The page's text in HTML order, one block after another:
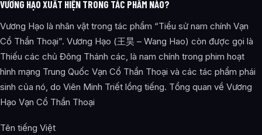
VƯƠNG HẠO XUẤT HIỆN TRONG TÁC PHẨM NÀO?
Vương Hạo là nhân vật trong tác phẩm “Tiểu sử nam chính Vạn
Cổ Thần Thoại”. Vương Hạo (王昊 – Wang Hao) còn được gọi là
Thiếu các chủ Đông Thánh các, là nam chính trong phim hoạt
hình mạng Trung Quốc Vạn Cổ Thần Thoại và các tác phẩm phái
sinh của nó, do Viên Minh Triết lồng tiếng. Tổng quan về Vương
Hạo Vạn Cổ Thần Thoại
Tên tiếng Việt